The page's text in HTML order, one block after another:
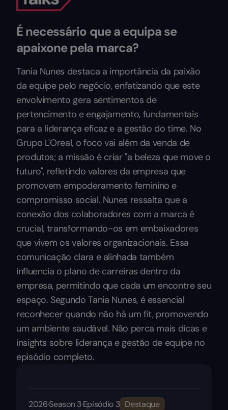
É necessário que a equipa se
apaixone pela marca?
Tania Nunes destaca a importância da paixão
da equipe pelo negócio, enfatizando que este
envolvimento gera sentimentos de
pertencimento e engajamento, fundamentais
para a liderança eficaz e a gestão do time. No
Grupo L'Oreal, o foco vai além da venda de
produtos; a missão é criar "a beleza que move o
futuro", refletindo valores da empresa que
promovem empoderamento feminino e
compromisso social. Nunes ressalta que a
conexão dos colaboradores com a marca é
crucial, transformando-os em embaixadores
que vivem os valores organizacionais. Essa
comunicação clara e alinhada também
influencia o plano de carreiras dentro da
empresa, permitindo que cada um encontre seu
espaço. Segundo Tania Nunes, é essencial
reconhecer quando não há um fit, promovendo
um ambiente saudável. Não perca mais dicas e
insights sobre liderança e gestão de equipe no
episódio completo.
2026·Season 3·Episódio 3 Destaque